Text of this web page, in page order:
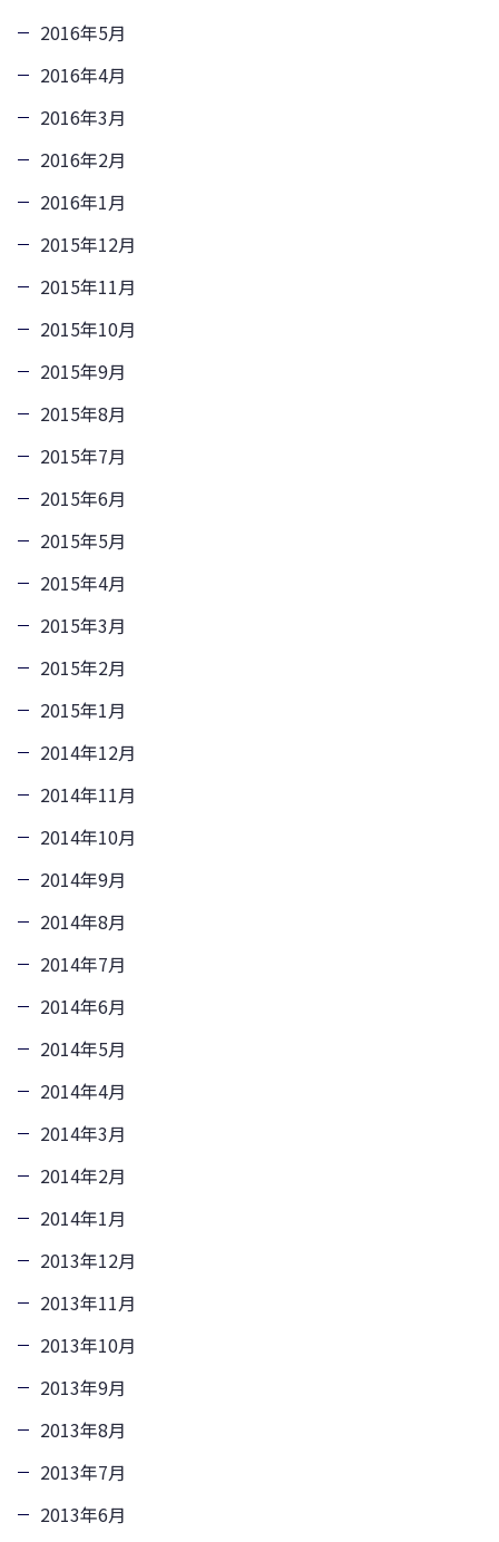
2016年5月
2016年4月
2016年3月
2016年2月
2016年1月
2015年12月
2015年11月
2015年10月
2015年9月
2015年8月
2015年7月
2015年6月
2015年5月
2015年4月
2015年3月
2015年2月
2015年1月
2014年12月
2014年11月
2014年10月
2014年9月
2014年8月
2014年7月
2014年6月
2014年5月
2014年4月
2014年3月
2014年2月
2014年1月
2013年12月
2013年11月
2013年10月
2013年9月
2013年8月
2013年7月
2013年6月